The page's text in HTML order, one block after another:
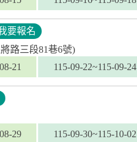
要報名
路三段81巷6號)
21 115-09-22~115-09-24
29 115-09-30~115-10-02